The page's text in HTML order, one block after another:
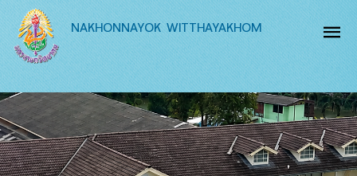
NAKHONNAYOK WITTHAYAKHOM